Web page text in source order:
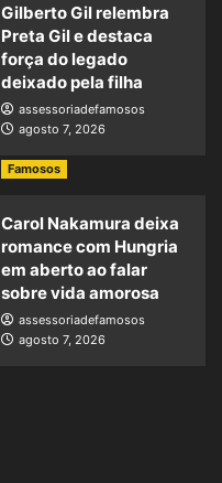
Gilberto Gil relembra
Preta Gil e destaca
força do legado
deixado pela filha
assessoriadefamosos
agosto 7, 2026
Famosos
Carol Nakamura deixa
romance com Hungria
em aberto ao falar
sobre vida amorosa
assessoriadefamosos
agosto 7, 2026